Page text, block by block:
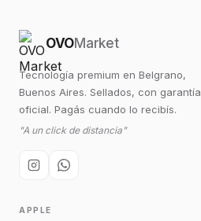
OVOMarket
Tecnología premium en Belgrano,
Buenos Aires. Sellados, con garantía
oficial. Pagás cuando lo recibís.
"A un click de distancia"
APPLE